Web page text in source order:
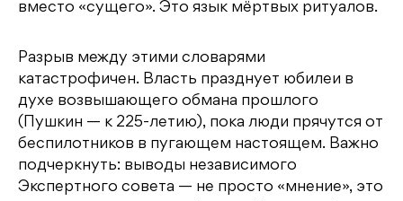
вместо «сущего». Это язык мёртвых ритуалов.
Разрыв между этими словарями
катастрофичен. Власть празднует юбилеи в
духе возвышающего обмана прошлого
(Пушкин — к 225-летию), пока люди прячутся от
беспилотников в пугающем настоящем. Важно
подчеркнуть: выводы независимого
Экспертного совета — не просто «мнение», это